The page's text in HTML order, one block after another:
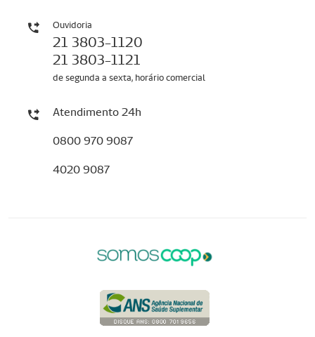
Ouvidoria
21 3803-1120
21 3803-1121
de segunda a sexta, horário comercial
Atendimento 24h
0800 970 9087
4020 9087